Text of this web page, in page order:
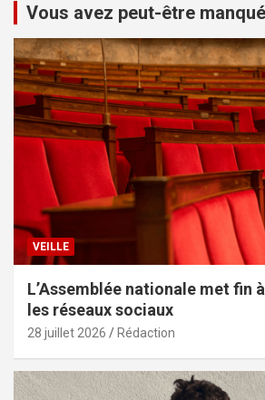
Vous avez peut-être manqué
VEILLE
L’Assemblée nationale met fin
les réseaux sociaux
28 juillet 2026 Rédaction